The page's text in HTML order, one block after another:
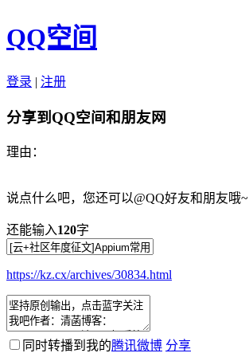
QQ空间
登录 | 注册
分享到QQ空间和朋友网
理由：
说点什么吧，您还可以@QQ好友和朋友哦~
还能输入120字
https://kz.cx/archives/30834.html
同时转播到我的腾讯微博 分享